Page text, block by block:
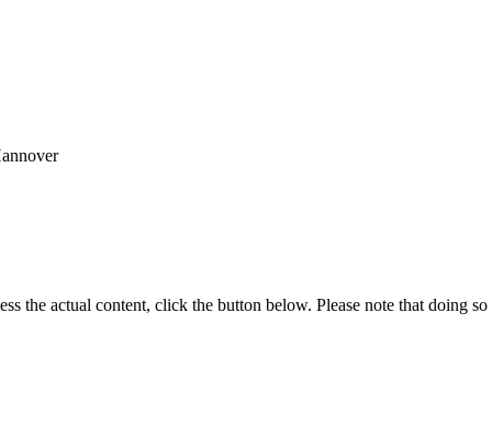
the actual content, click the button below. Please note that doing